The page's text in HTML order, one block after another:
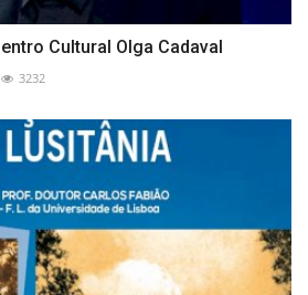
Cultural Olga Cadaval
3232